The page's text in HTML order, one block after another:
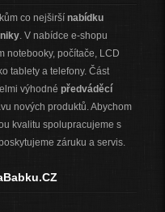
co nejširší nabídku
. V nabídce e-shopu
notebooky, počítače, LCD
tablety a telefony. Část
výhodné předváděcí
nových produktů. Abychom
kvalitu spolupracujeme s
záruku a servis.